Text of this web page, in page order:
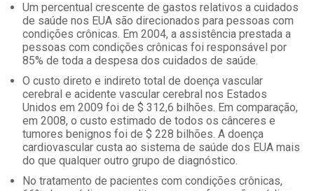
Um percentual crescente de gastos relativos a cuidados
de saúde nos EUA são direcionados para pessoas com
condições crônicas. Em 2004, a assistência prestada a
pessoas com condições crônicas foi responsável ​​por
85% de toda a despesa dos cuidados de saúde.
O custo direto e indireto total de doença vascular
cerebral e acidente vascular cerebral nos Estados
Unidos em 2009 foi de $ 312,6 bilhões. Em comparação,
em 2008, o custo estimado de todos os cânceres e
tumores benignos foi de $ 228 bilhões. A doença
cardiovascular custa ao sistema de saúde dos EUA mais
do que qualquer outro grupo de diagnóstico.
No tratamento de pacientes com condições crônicas,